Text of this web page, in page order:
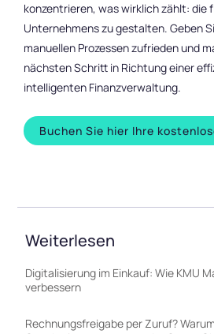
konzentrieren, was wirklich zählt: die
Unternehmens zu gestalten. Geben
manuellen Prozessen zufrieden und
nächsten Schritt in Richtung einer
intelligenten Finanzverwaltung.
Buchen Sie hier Ihre
Weiterlesen
Digitalisierung im Einkauf: Wie KMU
verbessern
Rechnungsfreigabe per Zuruf?